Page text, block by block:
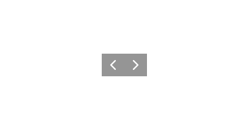
ForrigeNæste